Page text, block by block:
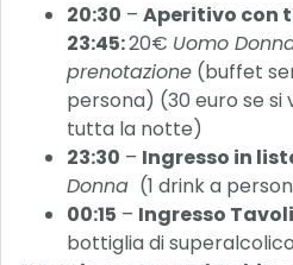
20:30 – Aperitivo con
23:45:20€ Uomo
prenotazione (buffet
persona) (30 euro se
tutta la notte)
23:30 – Ingresso in
Donna (1 drink a
00:15 – Ingresso
bottiglia di